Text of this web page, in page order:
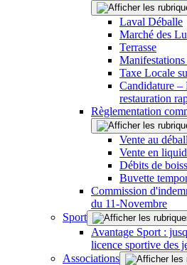
Laval Déballe
Marché des
Terrasse
Taxe Locale
Candidature –
restauration
Règlementation
Vente au
Vente en
Débits de
Buvette
Commission
du 11-Novembre
Sport
Avantage Sport :
licence sportive des
Associations